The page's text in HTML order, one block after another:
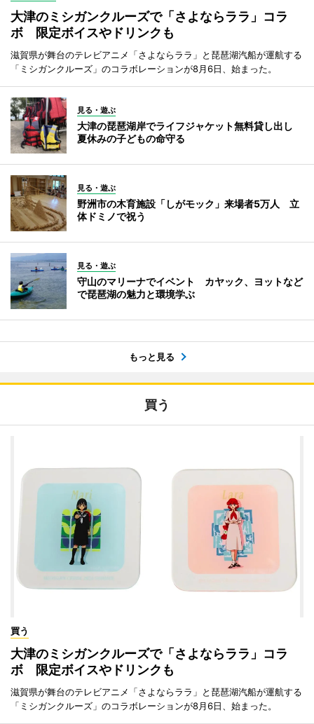
大津のミシガンクルーズで「さよならララ」コラ
ボ 限定ボイスやドリンクも
滋賀県が舞台のテレビアニメ「さよならララ」と琵琶湖汽船が運航する
「ミシガンクルーズ」のコラボレーションが8月6日、始まった。
見る・遊ぶ
大津の琵琶湖岸でライフジャケット無料貸し出し
夏休みの子どもの命守る
見る・遊ぶ
野洲市の木育施設「しがモック」来場者5万人 立
体ドミノで祝う
見る・遊ぶ
守山のマリーナでイベント カヤック、ヨットなど
で琵琶湖の魅力と環境学ぶ
もっと見る
買う
買う
大津のミシガンクルーズで「さよならララ」コラ
ボ 限定ボイスやドリンクも
滋賀県が舞台のテレビアニメ「さよならララ」と琵琶湖汽船が運航する
「ミシガンクルーズ」のコラボレーションが8月6日、始まった。